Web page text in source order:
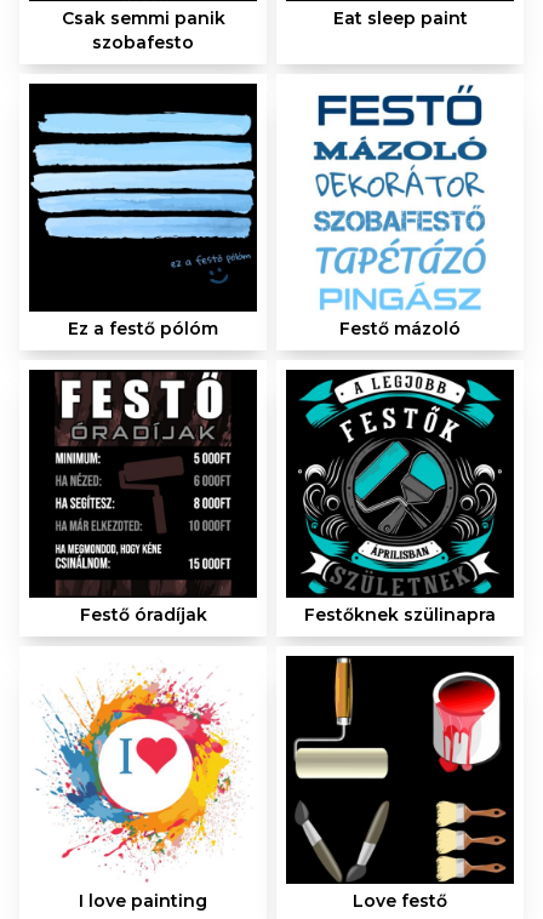
Csak semmi panik
szobafesto
Eat sleep paint
Ez a festő pólóm Festő mázoló
Festő óradíjak Festőknek szülinapra
I love painting Love festő